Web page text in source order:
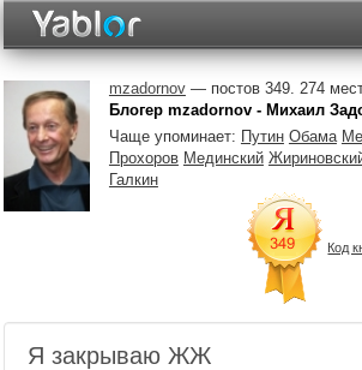
Неделя
Месяц
Рейтинги
Архив
mzadornov— постов 349. 274
Блогер mzadornov - Михаил
Чаще упоминает: Путин Обама
Прохоров Мединский
Галкин
Код
Я закрываю ЖЖ